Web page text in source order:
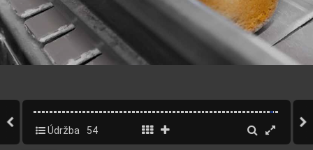
Údržba 54